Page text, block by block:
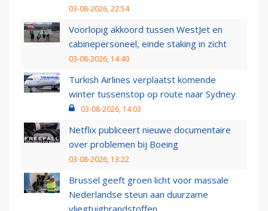
03-08-2026, 22:54
Voorlopig akkoord tussen WestJet en
cabinepersoneel, einde staking in zicht
03-08-2026, 14:40
Turkish Airlines verplaatst komende
winter tussenstop op route naar Sydney
03-08-2026, 14:03
Netflix publiceert nieuwe documentaire
over problemen bij Boeing
03-08-2026, 13:22
Brussel geeft groen licht voor massale
Nederlandse steun aan duurzame
vliegtuigbrandstoffen